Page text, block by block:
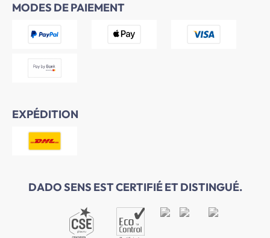
MODES DE PAIEMENT
EXPÉDITION
DADO SENS EST CERTIFIÉ ET DISTINGUÉ.